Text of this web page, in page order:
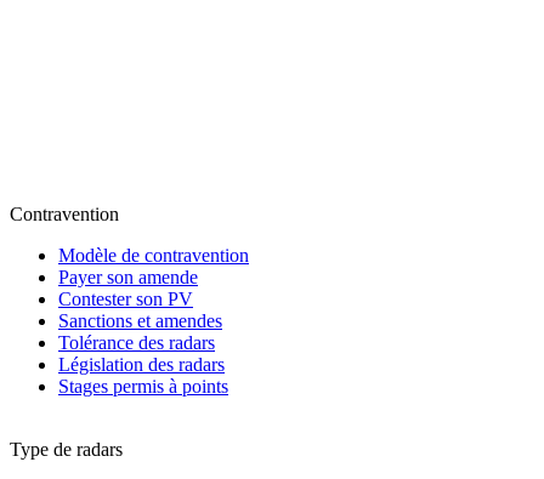
Contravention
Modèle de contravention
Payer son amende
Contester son PV
Sanctions et amendes
Tolérance des radars
Législation des radars
Stages permis à points
Type de radars